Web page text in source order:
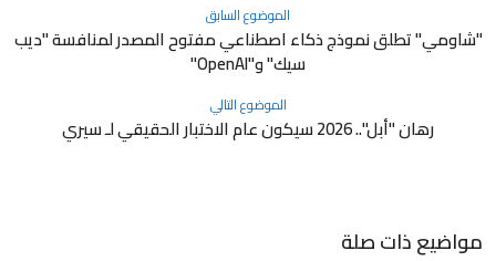
الموضوع السابق
"شاومي" تطلق نموذج ذكاء اصطناعي مفتوح المصدر لمنافسة "ديب
سيك" و"OpenAI"
الموضوع التالي
رهان "أبل".. 2026 سيكون عام الاختبار الحقيقي لـ سيري
مواضيع ذات صلة